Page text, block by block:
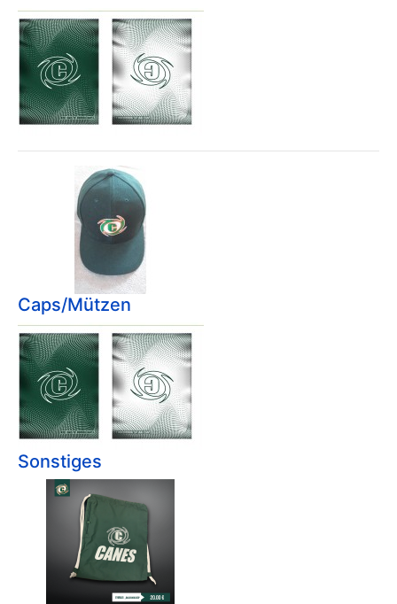
Caps/Mützen
Sonstiges